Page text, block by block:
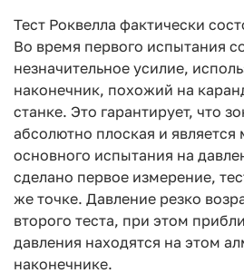
Тест Роквелла фактически
Во время первого испытания
незначительное усилие,
наконечник, похожий на
станке. Это гарантирует, что
абсолютно плоская и
основного испытания на
сделано первое измерение,
же точке. Давление резко
второго теста, при этом
давления находятся на этом
наконечнике.